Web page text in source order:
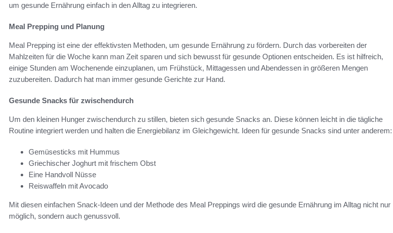
um gesunde Ernährung einfach in den Alltag zu integrieren.
Meal Prepping und Planung
Meal Prepping ist eine der effektivsten Methoden, um gesunde Ernährung zu fördern. Durch das vorbereiten der
Mahlzeiten für die Woche kann man Zeit sparen und sich bewusst für gesunde Optionen entscheiden. Es ist hilfreich,
einige Stunden am Wochenende einzuplanen, um Frühstück, Mittagessen und Abendessen in größeren Mengen
zuzubereiten. Dadurch hat man immer gesunde Gerichte zur Hand.
Gesunde Snacks für zwischendurch
Um den kleinen Hunger zwischendurch zu stillen, bieten sich gesunde Snacks an. Diese können leicht in die tägliche
Routine integriert werden und halten die Energiebilanz im Gleichgewicht. Ideen für gesunde Snacks sind unter anderem:
Gemüsesticks mit Hummus
Griechischer Joghurt mit frischem Obst
Eine Handvoll Nüsse
Reiswaffeln mit Avocado
Mit diesen einfachen Snack-Ideen und der Methode des Meal Preppings wird die gesunde Ernährung im Alltag nicht nur
möglich, sondern auch genussvoll.